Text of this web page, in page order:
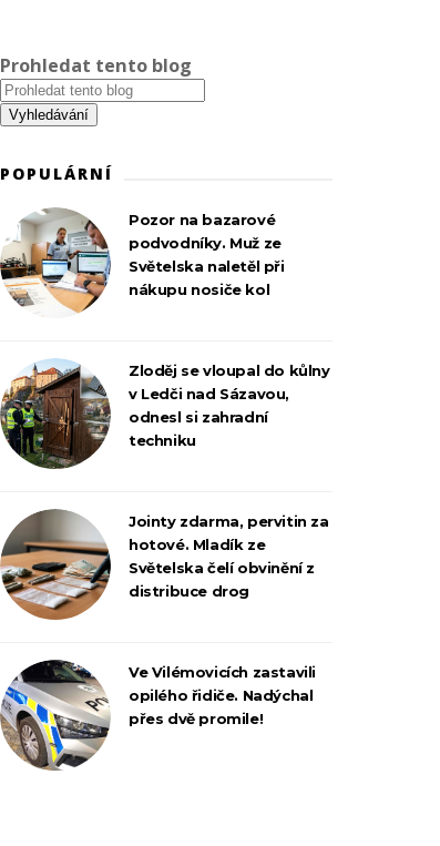
Prohledat tento blog
POPULÁRNÍ
Pozor na bazarové
podvodníky. Muž ze
Světelska naletěl při
nákupu nosiče kol
Zloděj se vloupal do kůlny
v Ledči nad Sázavou,
odnesl si zahradní
techniku
Jointy zdarma, pervitin za
hotové. Mladík ze
Světelska čelí obvinění z
distribuce drog
Ve Vilémovicích zastavili
opilého řidiče. Nadýchal
přes dvě promile!